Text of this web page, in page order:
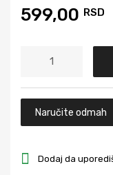
599,00 RSD
Naručite odmah
Dodaj da